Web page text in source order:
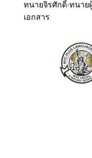
ทนายจิรศักดิ์·ทนาย
เอกสาร